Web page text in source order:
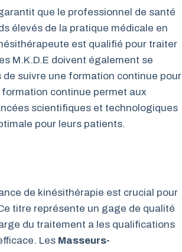
que le professionnel de santé
élevés de la pratique médicale en
est qualifié pour traiter
M.K.D.E doivent également se
suivre une formation continue pour
continue permet aux
scientifiques et technologiques
pour leurs patients.
de kinésithérapie est crucial pour
titre représente un gage de qualité
du traitement a les qualifications
Les Masseurs-